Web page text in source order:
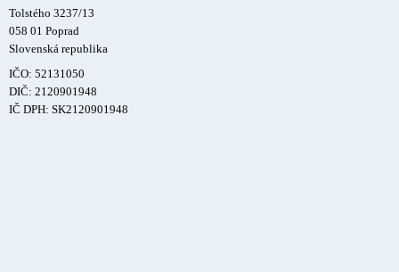
Tolstého 3237/13
058 01 Poprad
Slovenská republika
IČO: 52131050
DIČ: 2120901948
IČ DPH: SK2120901948